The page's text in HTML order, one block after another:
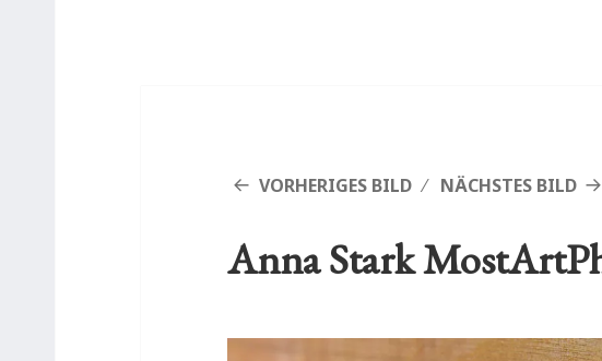
VORHERIGES BILD NÄCHSTES BILD
Anna Stark